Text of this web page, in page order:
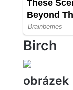
Birch
obrázek